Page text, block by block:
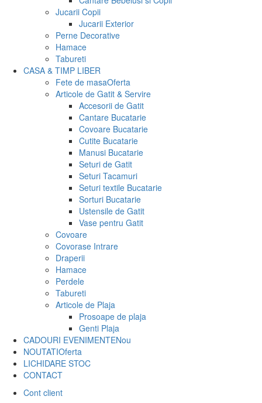
Jucarii Copii
Jucarii Exterior
Perne Decorative
Hamace
Tabureti
CASA & TIMP LIBER
Fete de masaOferta
Articole de Gatit & Servire
Accesorii de Gatit
Cantare Bucatarie
Covoare Bucatarie
Cutite Bucatarie
Manusi Bucatarie
Seturi de Gatit
Seturi Tacamuri
Seturi textile Bucatarie
Sorturi Bucatarie
Ustensile de Gatit
Vase pentru Gatit
Covoare
Covorase Intrare
Draperii
Hamace
Perdele
Tabureti
Articole de Plaja
Prosoape de plaja
Genti Plaja
CADOURI EVENIMENTENou
NOUTATIOferta
LICHIDARE STOC
CONTACT
Cont client